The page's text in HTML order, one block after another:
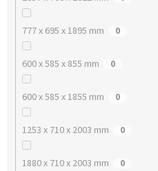
777 x 695 x 1895 mm 0
600 x 585 x 855 mm 0
600 x 585 x 1855 mm 0
1253 x 710 x 2003 mm 0
1880 x 710 x 2003 mm 0